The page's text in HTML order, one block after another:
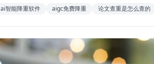
ai智能降重软件 aigc免费降重 论文查重是怎么查的